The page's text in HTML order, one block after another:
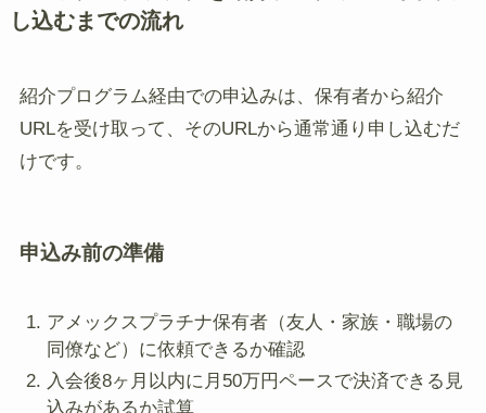
し込むまでの流れ
紹介プログラム経由での申込みは、保有者から紹介
URLを受け取って、そのURLから通常通り申し込むだ
けです。
申込み前の準備
アメックスプラチナ保有者（友人・家族・職場の
同僚など）に依頼できるか確認
入会後8ヶ月以内に月50万円ペースで決済できる見
込みがあるか試算